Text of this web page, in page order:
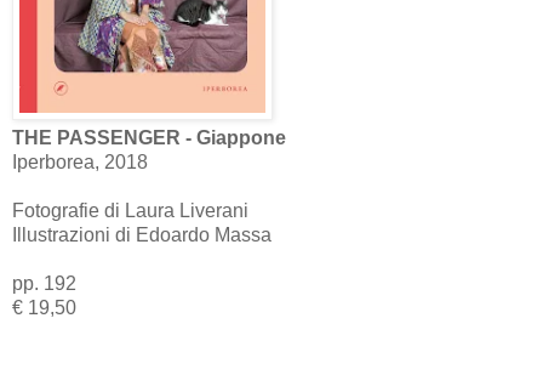
THE PASSENGER - Giappone
Iperborea, 2018
Fotografie di Laura Liverani
Illustrazioni di Edoardo Massa
pp. 192
€ 19,50